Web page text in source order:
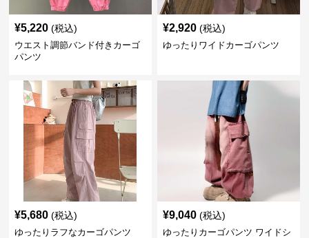
¥5,220 (税込)
ウエスト調節バンド付きカーゴ
パンツ
¥2,920 (税込)
ゆったりワイドカーゴパンツ
¥5,680 (税込)
ゆったりラフなカーゴパンツ
¥9,040 (税込)
ゆったりカーゴパンツ ワイドシ